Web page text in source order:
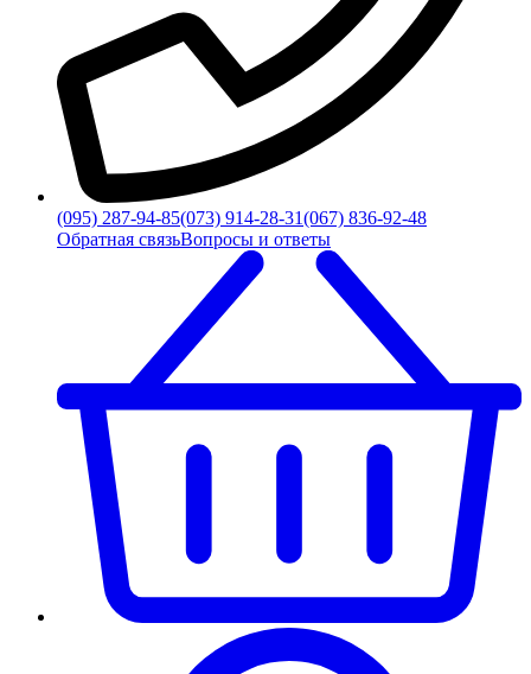
(095) 287-94-85(073) 914-28-31(067) 836-92-48
Обратная связьВопросы и ответы